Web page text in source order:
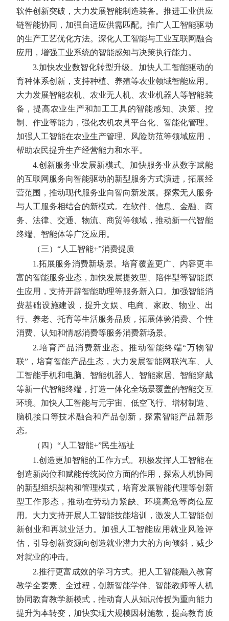
软件创新突破，大力发展智能制造装备。推进工业供应
链智能协同，加强自适应供需匹配。推广人工智能驱动
的生产工艺优化方法。深化人工智能与工业互联网融合
应用，增强工业系统的智能感知与决策执行能力。
3.加快农业数智化转型升级。 加快人工智能驱动的
育种体系创新，支持种植、养殖等农业领域智能应用。
大力发展智能农机、农业无人机、农业机器人等智能装
备，提高农业生产和加工工具的智能感知、决策、控
制、作业等能力，强化农机农具平台化、智能化管理。
加强人工智能在农业生产管理、风险防范等领域应用，
帮助农民提升生产经营能力和水平。
4.创新服务业发展新模式。 加快服务业从数字赋能
的互联网服务向智能驱动的新型服务方式演进，拓展经
营范围，推动现代服务业向智向新发展。探索无人服务
与人工服务相结合的新模式。在软件、信息、金融、商
务、法律、交通、物流、商贸等领域，推动新一代智能
终端、智能体等广泛应用。
（三）“人工智能+”消费提质
1.拓展服务消费新场景。培育覆盖更广、内容更丰
富的智能服务业态，加快发展提效型、陪伴型等智能原
生应用，支持开辟智能助理等服务新入口。加强智能消
费基础设施建设，提升文娱、电商、家政、物业、出
行、养老、托育等生活服务品质，拓展体验消费、个性
消费、认知和情感消费等服务消费新场景。
2.培育产品消费新业态。 推动智能终端“万物智
联”，培育智能产品生态，大力发展智能网联汽车、人
工智能手机和电脑、智能机器人、智能家居、智能穿戴
等新一代智能终端，打造一体化全场景覆盖的智能交互
环境。加快人工智能与元宇宙、低空飞行、增材制造、
脑机接口等技术融合和产品创新，探索智能产品新形
态。
（四）“人工智能+”民生福祉
1.创造更加智能的工作方式。 积极发挥人工智能在
创造新岗位和赋能传统岗位方面的作用，探索人机协同
的新型组织架构和管理模式，培育发展智能代理等创新
型工作形态，推动在劳动力紧缺、环境高危等岗位应
用。大力支持开展人工智能技能培训，激发人工智能创
新创业和再就业活力。加强人工智能应用就业风险评
估，引导创新资源向创造就业潜力大的方向倾斜，减少
对就业的冲击。
2.推行更富成效的学习方式。 把人工智能融入教育
教学全要素、全过程，创新智能学伴、智能教师等人机
协同教育教学新模式，推动育人从知识传授为重向能力
提升为本转变，加快实现大规模因材施教，提高教育质